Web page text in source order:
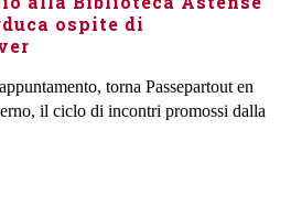
ospite di
torna Passepartout en
il ciclo di incontri promossi dalla